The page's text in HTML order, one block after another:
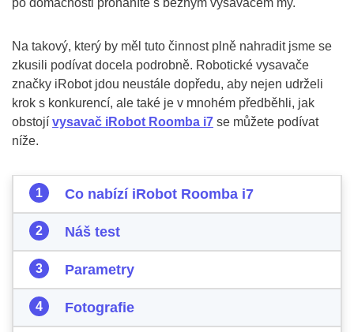
po domácnosti proháníte s běžným vysavačem my.
Na takový, který by měl tuto činnost plně nahradit jsme se
zkusili podívat docela podrobně. Robotické vysavače
značky iRobot jdou neustále dopředu, aby nejen udrželi
krok s konkurencí, ale také je v mnohém předběhli, jak
obstojí vysavač iRobot Roomba i7 se můžete podívat
níže.
Co nabízí iRobot Roomba i7
Náš test
Parametry
Fotografie